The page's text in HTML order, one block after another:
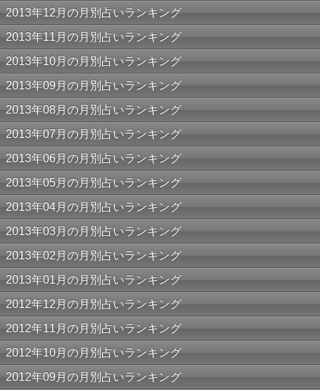
2013年12月の月別占いランキング
2013年11月の月別占いランキング
2013年10月の月別占いランキング
2013年09月の月別占いランキング
2013年08月の月別占いランキング
2013年07月の月別占いランキング
2013年06月の月別占いランキング
2013年05月の月別占いランキング
2013年04月の月別占いランキング
2013年03月の月別占いランキング
2013年02月の月別占いランキング
2013年01月の月別占いランキング
2012年12月の月別占いランキング
2012年11月の月別占いランキング
2012年10月の月別占いランキング
2012年09月の月別占いランキング